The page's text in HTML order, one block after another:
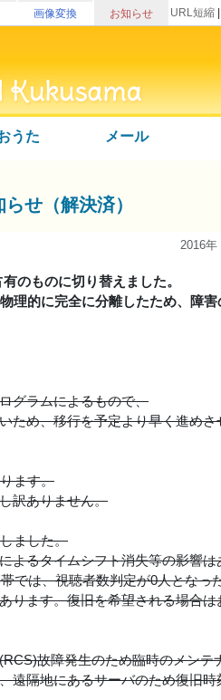
画像変換 お知らせ URL短縮
うた メール
せ（解決済）
2016年
のものに切り替えました。
理的に完全に分離したため、障
グラムによるもので、
ため、移行を予定より早く進め
ます。
訳ありません。
ました。
よるタイムシフト消失等の影響は
では、視聴者数判定が0人となっ
ります。復旧を希望される場合
故障発生のため臨時のメンテ
遠隔地にあるサーバのため復旧